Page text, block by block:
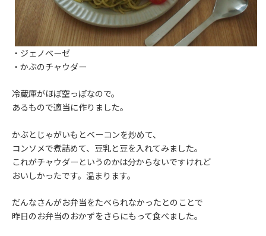
・ジェノベーゼ
・かぶのチャウダー
冷蔵庫がほぼ空っぽなので。
あるもので適当に作りました。
かぶとじゃがいもとベーコンを炒めて、
コンソメで煮詰めて、豆乳と豆を入れてみました。
これがチャウダーというのかは分からないですけれど
おいしかったです。温まります。
だんなさんがお弁当をたべられなかったとのことで
昨日のお弁当のおかずをさらにもって食べました。